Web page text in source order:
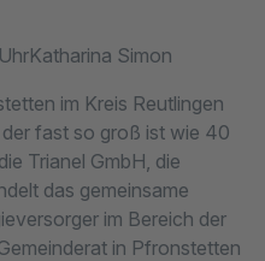
Katharina Simon
im Kreis Reutlingen
fast so groß ist wie 40
Trianel GmbH, die
das gemeinsame
im Bereich der
in Pfronstetten